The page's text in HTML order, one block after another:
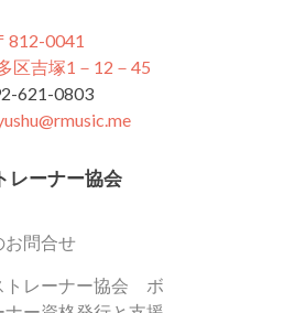
812-0041
区吉塚1－12－45
621-0803
レーナー協会
お問合せ
トレーナー協会 ボ